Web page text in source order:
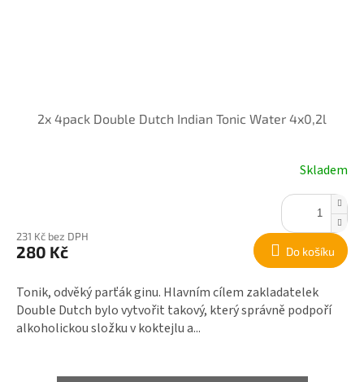
2x 4pack Double Dutch Indian Tonic Water 4x0,2l
Skladem
231 Kč bez DPH
280 Kč Do košíku
Tonik, odvěký parťák ginu. Hlavním cílem zakladatelek
Double Dutch bylo vytvořit takový, který správně podpoří
alkoholickou složku v koktejlu a...